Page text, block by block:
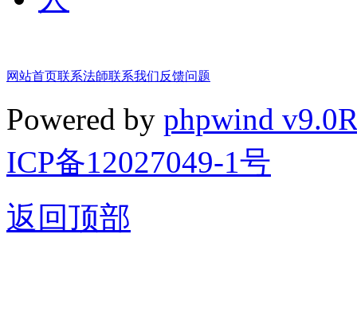
网站首页联系法師联系我们反馈问题
Powered by phpwind
ICP备12027049-1号
返回顶部